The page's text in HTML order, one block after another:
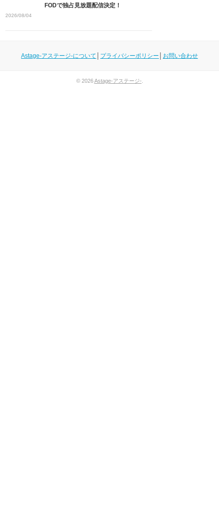
FODで独占見放題配信決定！
2026/08/04
Astage-アステージ-について プライバシーポリシー お問い合わせ
© 2026Astage-アステージ-